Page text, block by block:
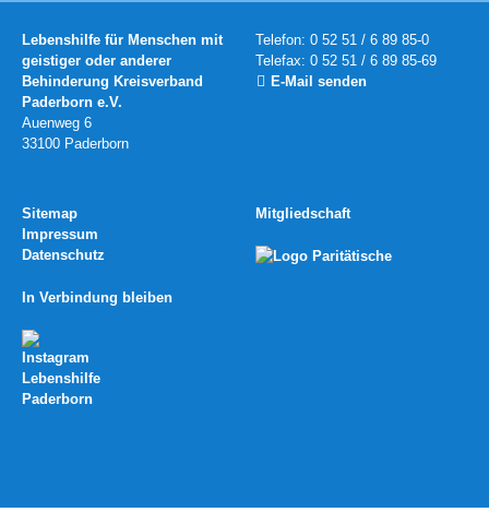
Lebenshilfe für Menschen mit
geistiger oder anderer
Behinderung Kreisverband
Paderborn e.V.
Auenweg 6
33100 Paderborn
Telefon: 0 52 51 / 6 89 85-0
Telefax: 0 52 51 / 6 89 85-69
E-Mail senden
Sitemap
Impressum
Datenschutz
In Verbindung bleiben
Mitgliedschaft